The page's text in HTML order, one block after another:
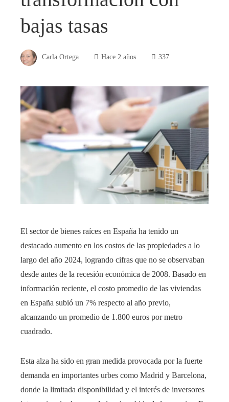
bajas tasas
Carla Ortega Hace 2 años 337
El sector de bienes raíces en España ha tenido un
destacado aumento en los costos de las propiedades a lo
largo del año 2024, logrando cifras que no se observaban
desde antes de la recesión económica de 2008. Basado en
información reciente, el costo promedio de las viviendas
en España subió un 7% respecto al año previo,
alcanzando un promedio de 1.800 euros por metro
cuadrado.
Esta alza ha sido en gran medida provocada por la fuerte
demanda en importantes urbes como Madrid y Barcelona,
donde la limitada disponibilidad y el interés de inversores